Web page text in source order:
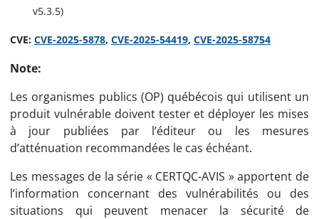
v5.3.5)
CVE: CVE-2025-5878, CVE-2025-54419, CVE-2025-58754
Note:
Les organismes publics (OP) québécois qui utilisent un
produit vulnérable doivent tester et déployer les mises
à jour publiées par l’éditeur ou les mesures
d’atténuation recommandées le cas échéant.
Les messages de la série « CERTQC-AVIS » apportent de
l’information concernant des vulnérabilités ou des
situations qui peuvent menacer la sécurité de